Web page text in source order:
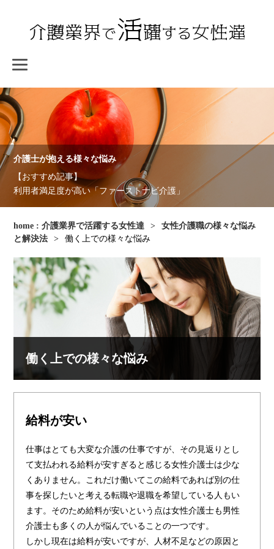
介護士が抱える様々な悩み
おすすめ記事
利用者満足度が高い「ファーストナビ介護」
home : 介護業界で活躍する女性達 >
女性介護職の様々な悩み
と解決法
> 働く上での様々な悩み
働く上での様々な悩み
給料が安い
仕事はとても大変な介護の仕事ですが、その見返りとし
て支払われる給料が安すぎると感じる女性介護士は少な
くありません。これだけ働いてこの給料であれば別の仕
事を探したいと考える転職や退職を希望している人もい
ます。そのため給料が安いという点は女性介護士も男性
介護士も多くの人が悩んでいることの一つです。
しかし現在は給料が安いですが、人材不足などの原因と